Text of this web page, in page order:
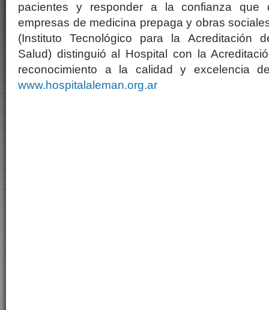
pacientes y responder a la confianza que
empresas de medicina prepaga y obras
(Instituto Tecnológico para la Acreditación
Salud) distinguió al Hospital con la
reconocimiento a la calidad y excelencia
www.hospitalaleman.org.ar